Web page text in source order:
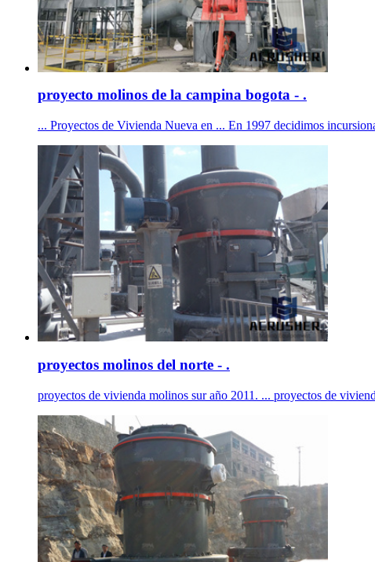
proyecto molinos de la campina bogota - .
... Proyectos de Vivienda Nueva en ... En 1997 decidimos
proyectos molinos del norte - .
proyectos de vivienda molinos sur año 2011. ... proyectos de